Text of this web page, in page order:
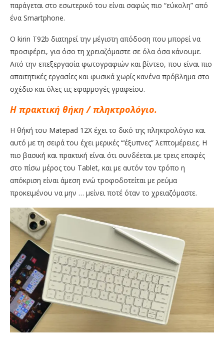
παράγεται στο εσωτερικό του είναι σαφώς πιο “εύκολη” από
ένα Smartphone.
Ο kirin T92b διατηρεί την μέγιστη απόδοση που μπορεί να
προσφέρει, για όσο τη χρειαζόμαστε σε όλα όσα κάνουμε.
Από την επεξεργασία φωτογραφιών και βίντεο, που είναι πιο
απαιτητικές εργασίες και φυσικά χωρίς κανένα πρόβλημα στο
σχέδιο και όλες τις εφαρμογές γραφείου.
Η πρακτική θήκη / πληκτρολόγιο.
Η θήκή του Matepad 12X έχει το δικό της πληκτρολόγιο και
αυτό με τη σειρά του έχει μερικές “‘έξυπνες” λεπτομέρειες. Η
πιο βασική και πρακτική είναι ότι συνδέεται με τρεις επαφές
στο πίσω μέρος του Tablet, και με αυτόν τον τρόπο η
απόκριση είναι άμεση ενώ τροφοδοτείται με ρεύμα
προκειμένου να μην … μείνει ποτέ όταν το χρειαζόμαστε.